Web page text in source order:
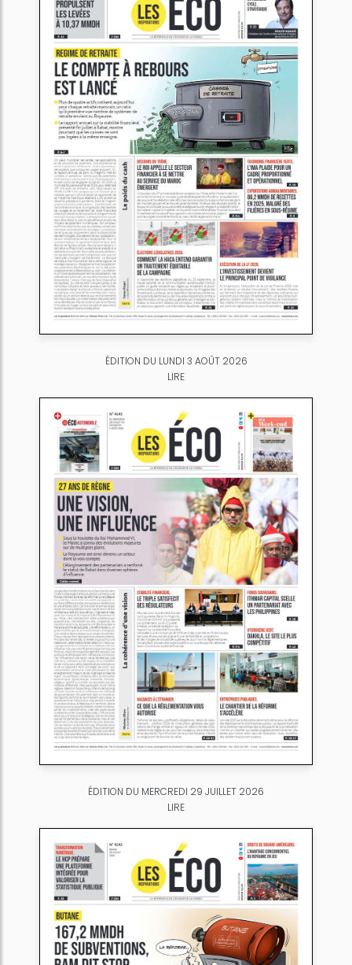
ÉDITION DU LUNDI 3 AOÛT 2026
LIRE
ÉDITION DU MERCREDI 29 JUILLET 2026
LIRE